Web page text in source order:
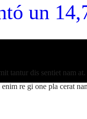
un
tantur dis sentiet nam
re gi one pla cerat